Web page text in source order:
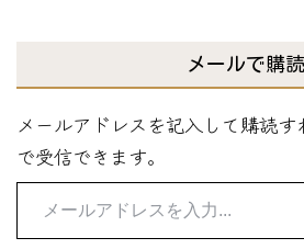
メールで購読
メールアドレスを記入して購読
で受信できます。